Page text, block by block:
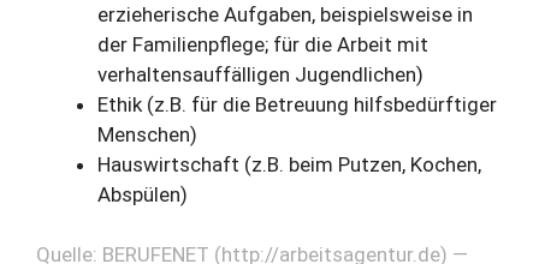
erzieherische Aufgaben, beispielsweise in
der Familienpflege; für die Arbeit mit
verhaltensauffälligen Jugendlichen)
Ethik (z.B. für die Betreuung hilfsbedürftiger
Menschen)
Hauswirtschaft (z.B. beim Putzen, Kochen,
Abspülen)
Quelle: BERUFENET (http://arbeitsagentur.de) —